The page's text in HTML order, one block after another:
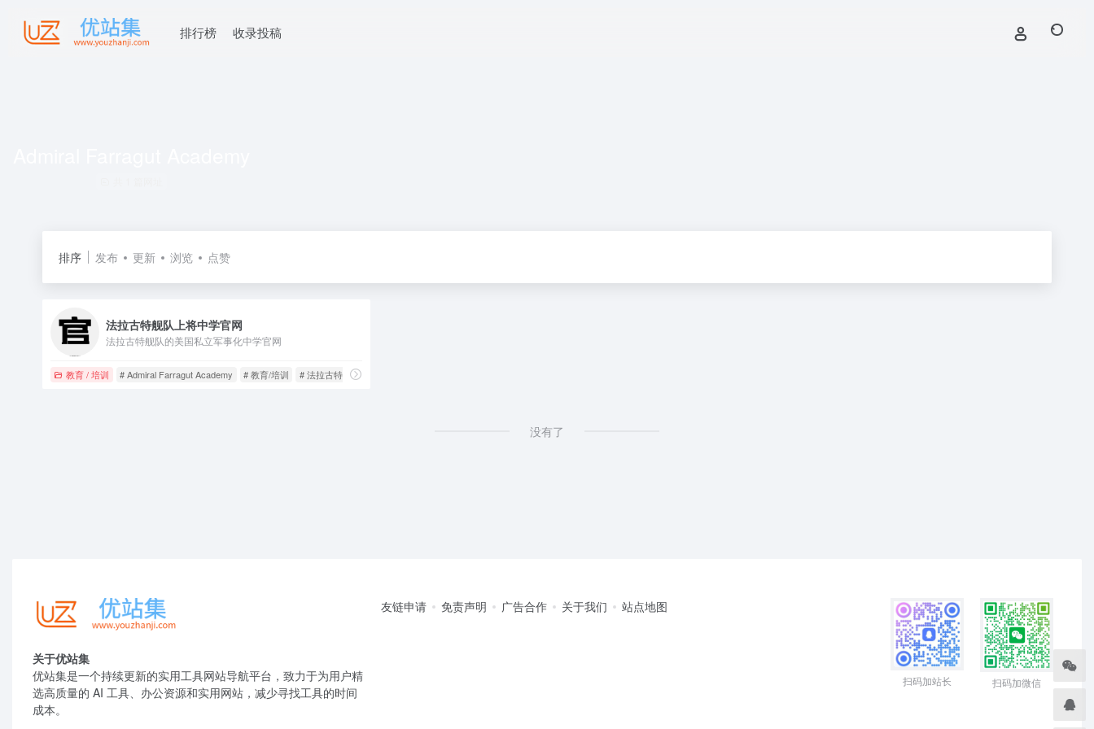
排行榜 收录投稿
排序 发布 更新 浏览 点赞
法拉古特舰队上将中学官网
法拉古特舰队的美国私立军事化中学官网
教育 / 培训 # Admiral Farragut Academy # 教育/培训 # 法拉古特舰队上将中学
没有了
关于优站集
优站集是一个持续更新的实用工具网站导航平台，致力于为用户精
选高质量的 AI 工具、办公资源和实用网站，减少寻找工具的时间
成本。
友链申请 免责声明 广告合作 关于我们 站点地图
扫码加站长 扫码加微信